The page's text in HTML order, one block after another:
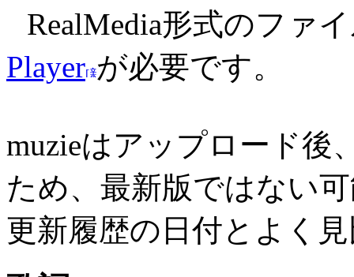
RealMedia形式のファ
Player が必要です。
muzieはアップロード後
ため、最新版ではない
更新履歴の日付とよく